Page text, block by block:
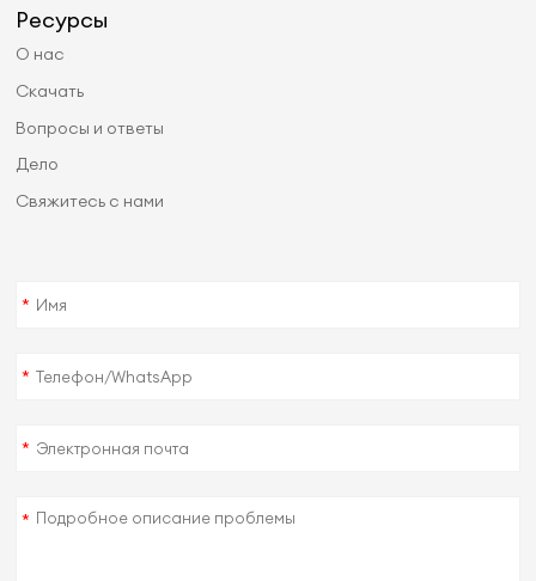
Ресурсы
О нас
Скачать
Вопросы и ответы
Дело
Свяжитесь с нами
*
*
*
*